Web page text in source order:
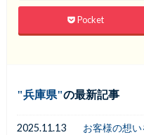
Pocket
兵庫県 の最新記事
2025.11.13
お客様の想